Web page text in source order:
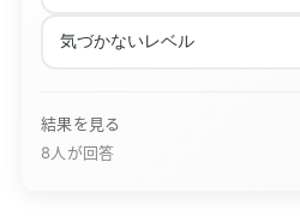
気づかないレベル
結果を見る
8人が回答